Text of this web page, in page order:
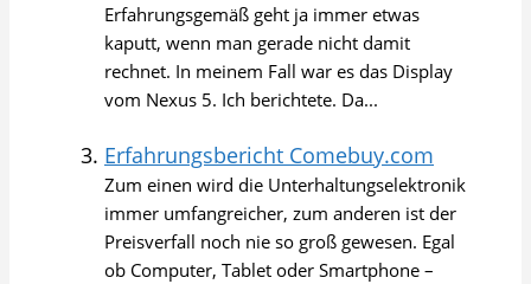
Erfahrungsgemäß geht ja immer etwas
kaputt, wenn man gerade nicht damit
rechnet. In meinem Fall war es das Display
vom Nexus 5. Ich berichtete. Da...
Erfahrungsbericht Comebuy.com
Zum einen wird die Unterhaltungselektronik
immer umfangreicher, zum anderen ist der
Preisverfall noch nie so groß gewesen. Egal
ob Computer, Tablet oder Smartphone –